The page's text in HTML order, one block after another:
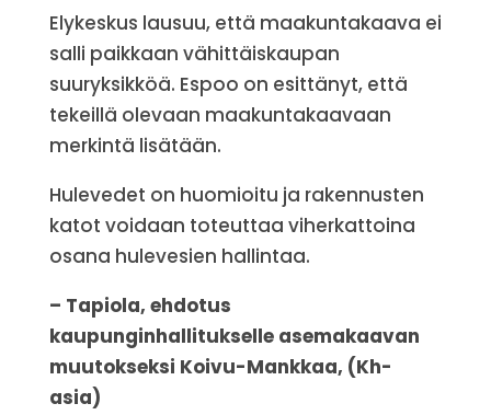
Elykeskus lausuu, että maakuntakaava ei
salli paikkaan vähittäiskaupan
suuryksikköä. Espoo on esittänyt, että
tekeillä olevaan maakuntakaavaan
merkintä lisätään.
Hulevedet on huomioitu ja rakennusten
katot voidaan toteuttaa viherkattoina
osana hulevesien hallintaa.
– Tapiola, ehdotus
kaupunginhallitukselle asemakaavan
muutokseksi Koivu-Mankkaa, (Kh-
asia)